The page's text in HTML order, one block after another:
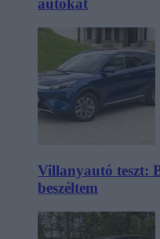
autókat
Villanyautó teszt:
beszéltem